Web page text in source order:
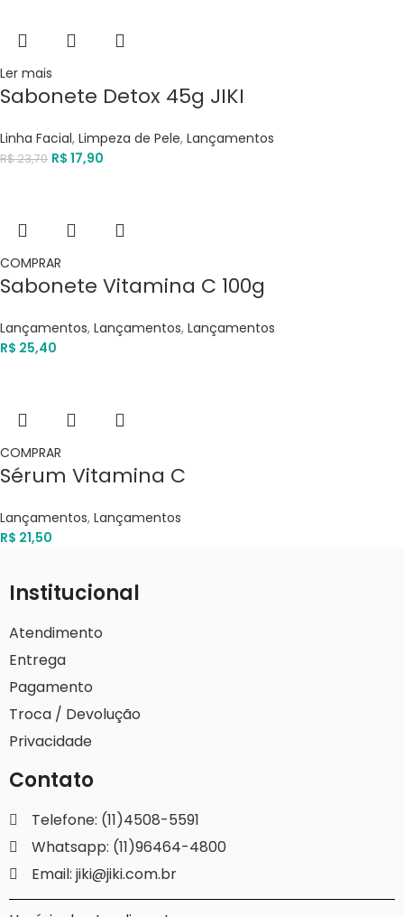
Ler mais
Sabonete Detox 45g JIKI
Linha Facial, Limpeza de Pele, Lançamentos
R$23,70 R$ 17,90
COMPRAR
Sabonete Vitamina C 100g
Lançamentos, Lançamentos, Lançamentos
R$ 25,40
COMPRAR
Sérum Vitamina C
Lançamentos, Lançamentos
R$ 21,50
Institucional
Atendimento
Entrega
Pagamento
Troca / Devolução
Privacidade
Contato
Telefone: (11)4508-5591
Whatsapp: (11)96464-4800
Email: jiki@jiki.com.br